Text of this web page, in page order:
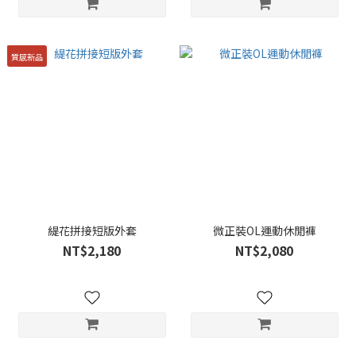
質感新品
緹花拼接短版外套
NT$2,180
微正裝OL運動休閒褲
NT$2,080